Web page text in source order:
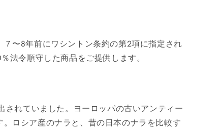
〜8年前にワシントン条約の第2項に指定され
法令順守した商品をご提供します。
れていました。ヨーロッパの古いアンティー
ロシア産のナラと、昔の日本のナラを比較す